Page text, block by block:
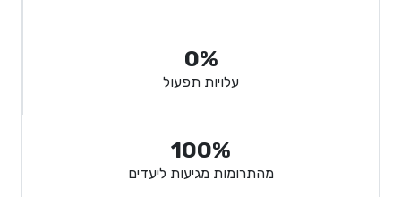
0%
עלויות תפעול
100%
מהתרומות מגיעות ליעדים